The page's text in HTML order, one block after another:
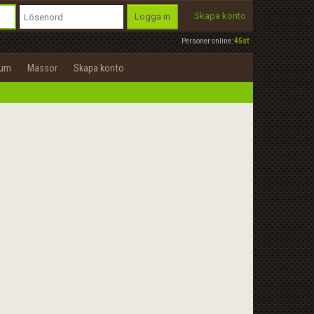
Personer online:45st
Logga in Skapa konto
Mässor Skapa konto